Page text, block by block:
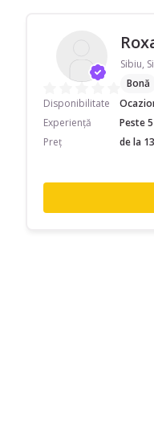
Sibiu,
Bonă
Disponibilitate
Experiență
Peste
Preț
de la